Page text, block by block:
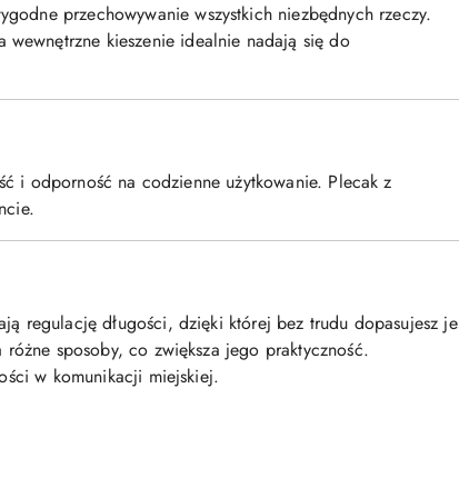
przechowywanie wszystkich niezbędnych rzeczy.
wewnętrzne kieszenie idealnie nadają się do
i odporność na codzienne użytkowanie. Plecak z
regulację długości, dzięki której bez trudu dopasujesz je
sposoby, co zwiększa jego praktyczność.
w komunikacji miejskiej.